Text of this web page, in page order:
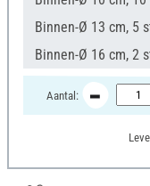
Binnen-Ø 13 cm, 5
Binnen-Ø 16 cm, 2
Aantal: